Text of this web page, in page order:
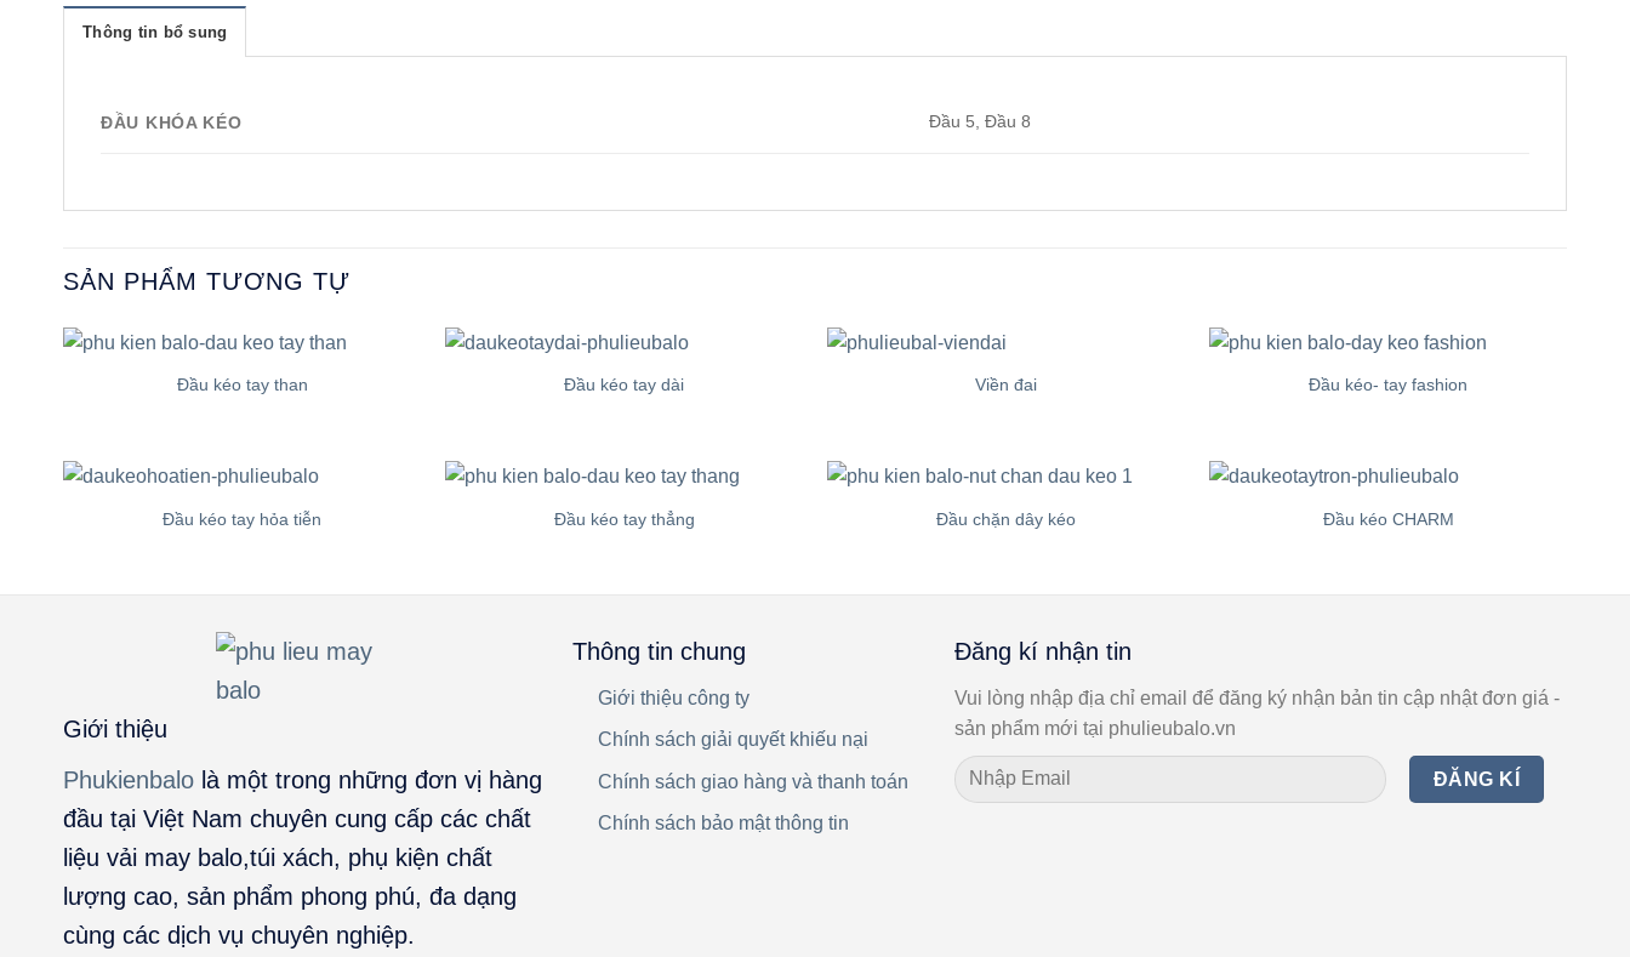
Thông tin bổ sung
ĐẦU KHÓA KÉO Đầu 5, Đầu 8
SẢN PHẨM TƯƠNG TỰ
Đầu kéo tay than Đầu kéo tay dài Viền đai Đầu kéo- tay fashion
Đầu kéo tay hỏa tiễn Đầu kéo tay thẳng Đầu chặn dây kéo Đầu kéo CHARM
Giới thiệu
Phukienbalolà một trong những đơn vị hàng
đầu tại Việt Nam chuyên cung cấp các chất
liệu vải may balo,túi xách, phụ kiện chất
lượng cao, sản phẩm phong phú, đa dạng
cùng các dịch vụ chuyên nghiệp.
Thông tin chung
Giới thiệu công ty
Chính sách giải quyết khiếu nại
Chính sách giao hàng và thanh toán
Chính sách bảo mật thông tin
Đăng kí nhận tin
Vui lòng nhập địa chỉ email để đăng ký nhận bản tin cập nhật đơn giá -
sản phẩm mới tại phulieubalo.vn